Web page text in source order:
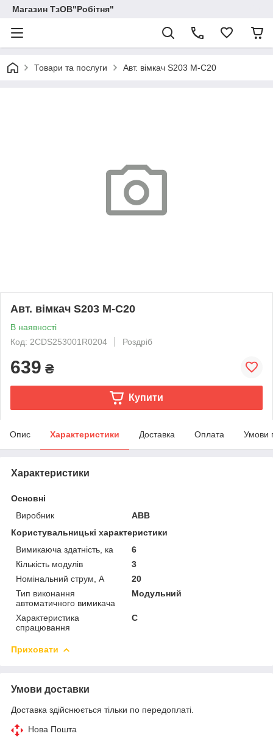
Магазин ТзОВ"Робітня"
Товари та послуги Авт. вімкач S203 М-C20
Авт. вімкач S203 М-C20
В наявності
Код: 2CDS253001R0204
Роздріб
639 ₴
Купити
Опис Характеристики Доставка Оплата Умови
Характеристики
Основні
Виробник
ABB
Користувальницькі характеристики
Вимикаюча здатність, ка
6
Кількість модулів
3
Номінальний струм, A
20
Тип виконання
автоматичного вимикача
Модульний
Характеристика
спрацювання
C
Приховати
Умови доставки
Доставка здійснюється тільки по передоплаті.
Нова Пошта